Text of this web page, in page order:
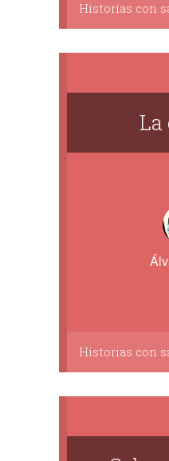
Historias con
La
Historias con